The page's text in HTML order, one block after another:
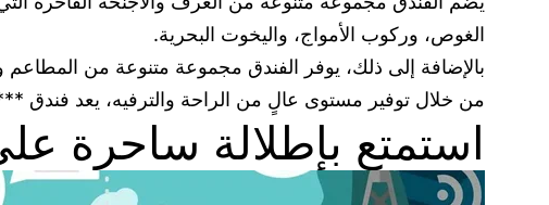
الغوص، وركوب الأمواج، واليخوت البحرية.
بالإضافة إلى ذلك، يوفر الفندق مجموعة متنوعة من المطاعم
من خلال توفير مستوى عالٍ من الراحة والترفيه، يعد فندق
استمتع بإطلالة ساحرة